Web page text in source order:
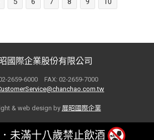
國際企業股份有限公司
2659-6000 FAX: 02-2659-7000
& web design by 展昭國際企業
未滿十八歲禁止飲酒